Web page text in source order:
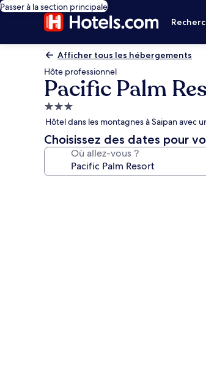
Passer à la section principale
Afficher tous les hébergements
Hôte professionnel
Pacific Palm
Hébergement
3.0 étoiles
Hôtel dans les montagnes à Saipan avec
Choisissez des dates pour
Où allez-vous ?